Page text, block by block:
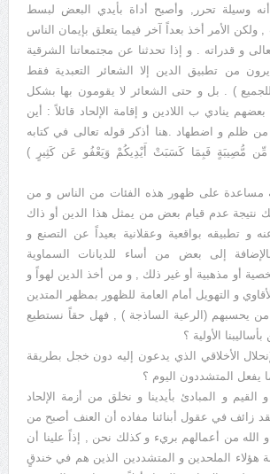
وسيلة تحرر, وأصبح أداة بأيدي البعض لبسط
, ولكن الأمر أخذ بعداً آخر فيما يتعلق بإيمان الناس
و قدراته . و إذا تحدثنا عن مجتمعاتنا الشرقية
من تطبيق الدين إلا الشعائر التعبدية فقط
) . بل و حتى الشعائر لا يقومون بها بشكل
ينادي ب اللادين و إقامة الإلحاد قائلاً : أين
من ظلم و اضطهاد .هنا أذكر قوله تعالى في كتابه
مِّن مُّصِيبَةٍ فَبِمَا كَسَبَتْ أَيْدِيكُمْ وَيَعْفُو عَن كَثِيرٍ )
مساعدة على ظهور هذه الفئات من الناس و من
نتيجة عدم قيام بعض من يمثل هذا الدين أو ذاك
و تطبيقه بواقعية وعقلانية بعيداً عن التصنع و
إلى بعض من أساء للديانات السماوية
أو مذهبية أو غير ذلك , و من أخذ الدين لهواً و
و التهويل أمام العامة للظهور بمظهر المتدين
من يحسبهم (الرعية الساذجة ) , فهل حقاً نستطيع
الأولية ؟
الأخلاقي الذي يدعون إليه دون خجل بطريقة
يفعل المتشددون اليوم ؟
و القيم و المبادئ بأيدينا و نخلق من أزمة الإلحاد
زائف في عقول أبنائنا مفاده أن العنف أصبح من
الله من أعمالهم بريء و كذلك نحن , إذاً علينا أن
هؤلاء الملحدين و المتشددين الذين هم في خندقٍ